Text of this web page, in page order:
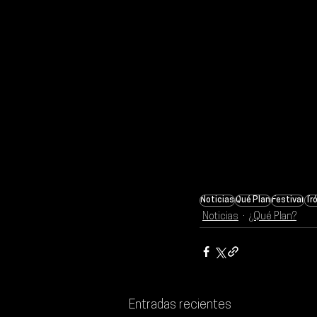
NoticiasQué PlanFestival
Noticias ¿Qué Plan?
Entradas recientes